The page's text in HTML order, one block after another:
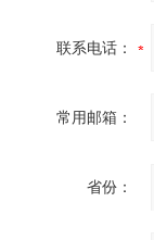
联系电话：
常用邮箱：
省份：